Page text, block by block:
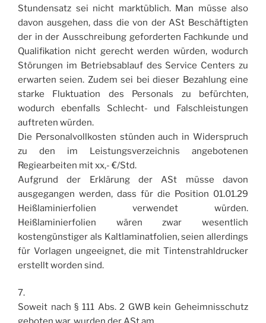
Stundensatz sei nicht marktüblich. Man müsse also
davon ausgehen, dass die von der ASt Beschäftigten
der in der Ausschreibung geforderten Fachkunde und
Qualifikation nicht gerecht werden würden, wodurch
Störungen im Betriebsablauf des Service Centers zu
erwarten seien. Zudem sei bei dieser Bezahlung eine
starke Fluktuation des Personals zu befürchten,
wodurch ebenfalls Schlecht- und Falschleistungen
auftreten würden.
Die Personalvollkosten stünden auch in Widerspruch
zu den im Leistungsverzeichnis angebotenen
Regiearbeiten mit xx,- €/Std.
Aufgrund der Erklärung der ASt müsse davon
ausgegangen werden, dass für die Position 01.01.29
Heißlaminierfolien verwendet würden.
Heißlaminierfolien wären zwar wesentlich
kostengünstiger als Kaltlaminatfolien, seien allerdings
für Vorlagen ungeeignet, die mit Tintenstrahldrucker
erstellt worden sind.
7.
Soweit nach § 111 Abs. 2 GWB kein Geheimnisschutz